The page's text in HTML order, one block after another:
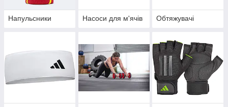
Напульсники Насоси для м'ячів Обтяжувачі